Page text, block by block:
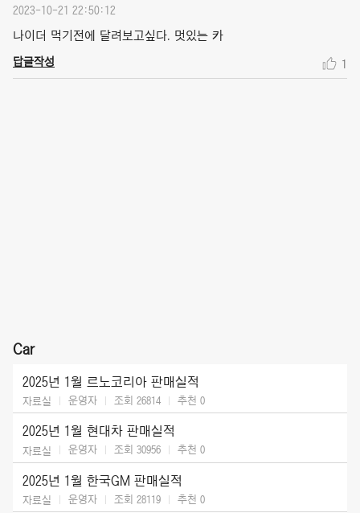
2023-10-21 22:50:12
나이더 먹기전에 달려보고싶다. 멋있는 카
답글작성 1
Car
2025년 1월 르노코리아 판매실적
자료실 운영자 조회 26814 추천 0
2025년 1월 현대차 판매실적
자료실 운영자 조회 30956 추천 0
2025년 1월 한국GM 판매실적
자료실 운영자 조회 28119 추천 0